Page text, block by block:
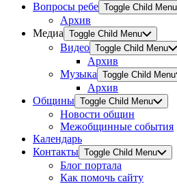
Вопросы ребе Toggle Child Menu
Архив
Медиа Toggle Child Menu
Видео Toggle Child Menu
Архив
Музыка Toggle Child Menu
Архив
Общины Toggle Child Menu
Новости общин
Межобщинные события
Календарь
Контакты Toggle Child Menu
Блог портала
Как помочь сайту